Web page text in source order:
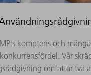
komptens och
Vår
omfattar två